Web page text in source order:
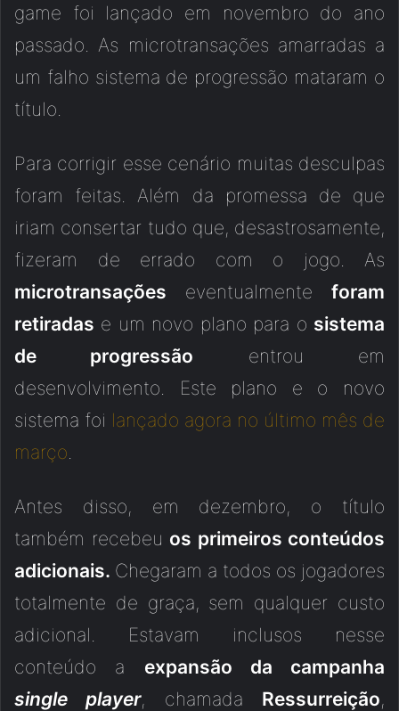
game foi lançado em novembro do ano
passado. As microtransações amarradas a
um falho sistema de progressão mataram o
título.
Para corrigir esse cenário muitas desculpas
foram feitas. Além da promessa de que
iriam consertar tudo que, desastrosamente,
fizeram de errado com o jogo. As
microtransações eventualmente foram
retiradas e um novo plano para o sistema
de progressão entrou em
desenvolvimento. Este plano e o novo
sistema foi lançado agora no último mês de
março
Antes disso, em dezembro, o título
também recebeu os primeiros conteúdos
adicionais. Chegaram a todos os jogadores
totalmente de graça, sem qualquer custo
adicional. Estavam inclusos nesse
conteúdo a expansão da campanha
single player, chamada Ressurreição,